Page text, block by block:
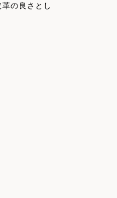
の良さとし